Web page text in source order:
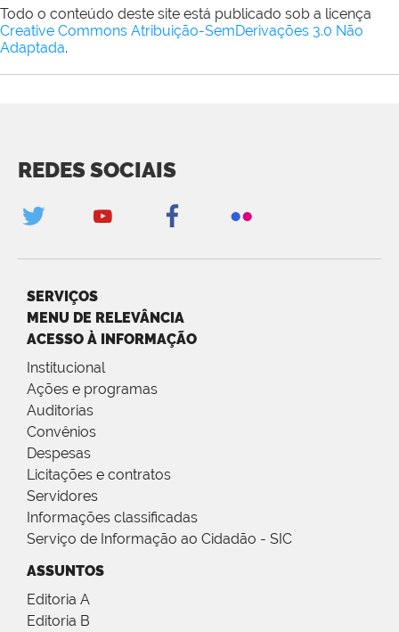
Todo o conteúdo deste site está publicado sob a licença
Creative Commons Atribuição-SemDerivações 3.0 Não
Adaptada.
REDES SOCIAIS
SERVIÇOS
MENU DE RELEVÂNCIA
ACESSO À INFORMAÇÃO
Institucional
Ações e programas
Auditorias
Convênios
Despesas
Licitações e contratos
Servidores
Informações classificadas
Serviço de Informação ao Cidadão - SIC
ASSUNTOS
Editoria A
Editoria B